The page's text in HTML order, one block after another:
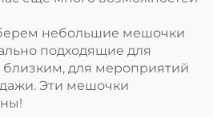
небольшие мешочки
подходящие для
для мероприятий
Эти мешочки